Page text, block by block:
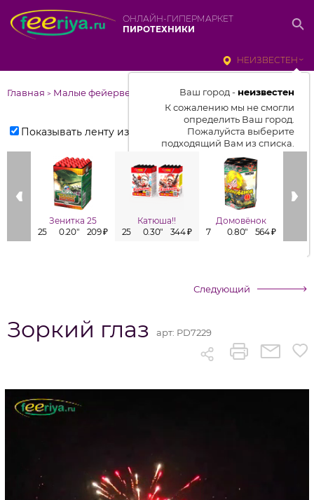
ОНЛАЙН-ГИПЕРМАРКЕТ
ПИРОТЕХНИКИ
НЕИЗВЕСТЕН
Ваш город - неизвестен
К сожалению мы не смогли
определить Ваш город.
Пожалуйста выберите
подходящий Вам из списка.
Выбрать город
От выбранного города зависит
отображаемый ассортимент,
цены, наличие и условия
доставки
Главная > Малые фейерверки
Показывать ленту изделий
Зенитка 25
25
0.20" 209 ₽
Катюша!!
25
0.30" 344 ₽
Домовёнок
7
0.80" 564 ₽
Следующий
Зоркий глаз арт: PD7229